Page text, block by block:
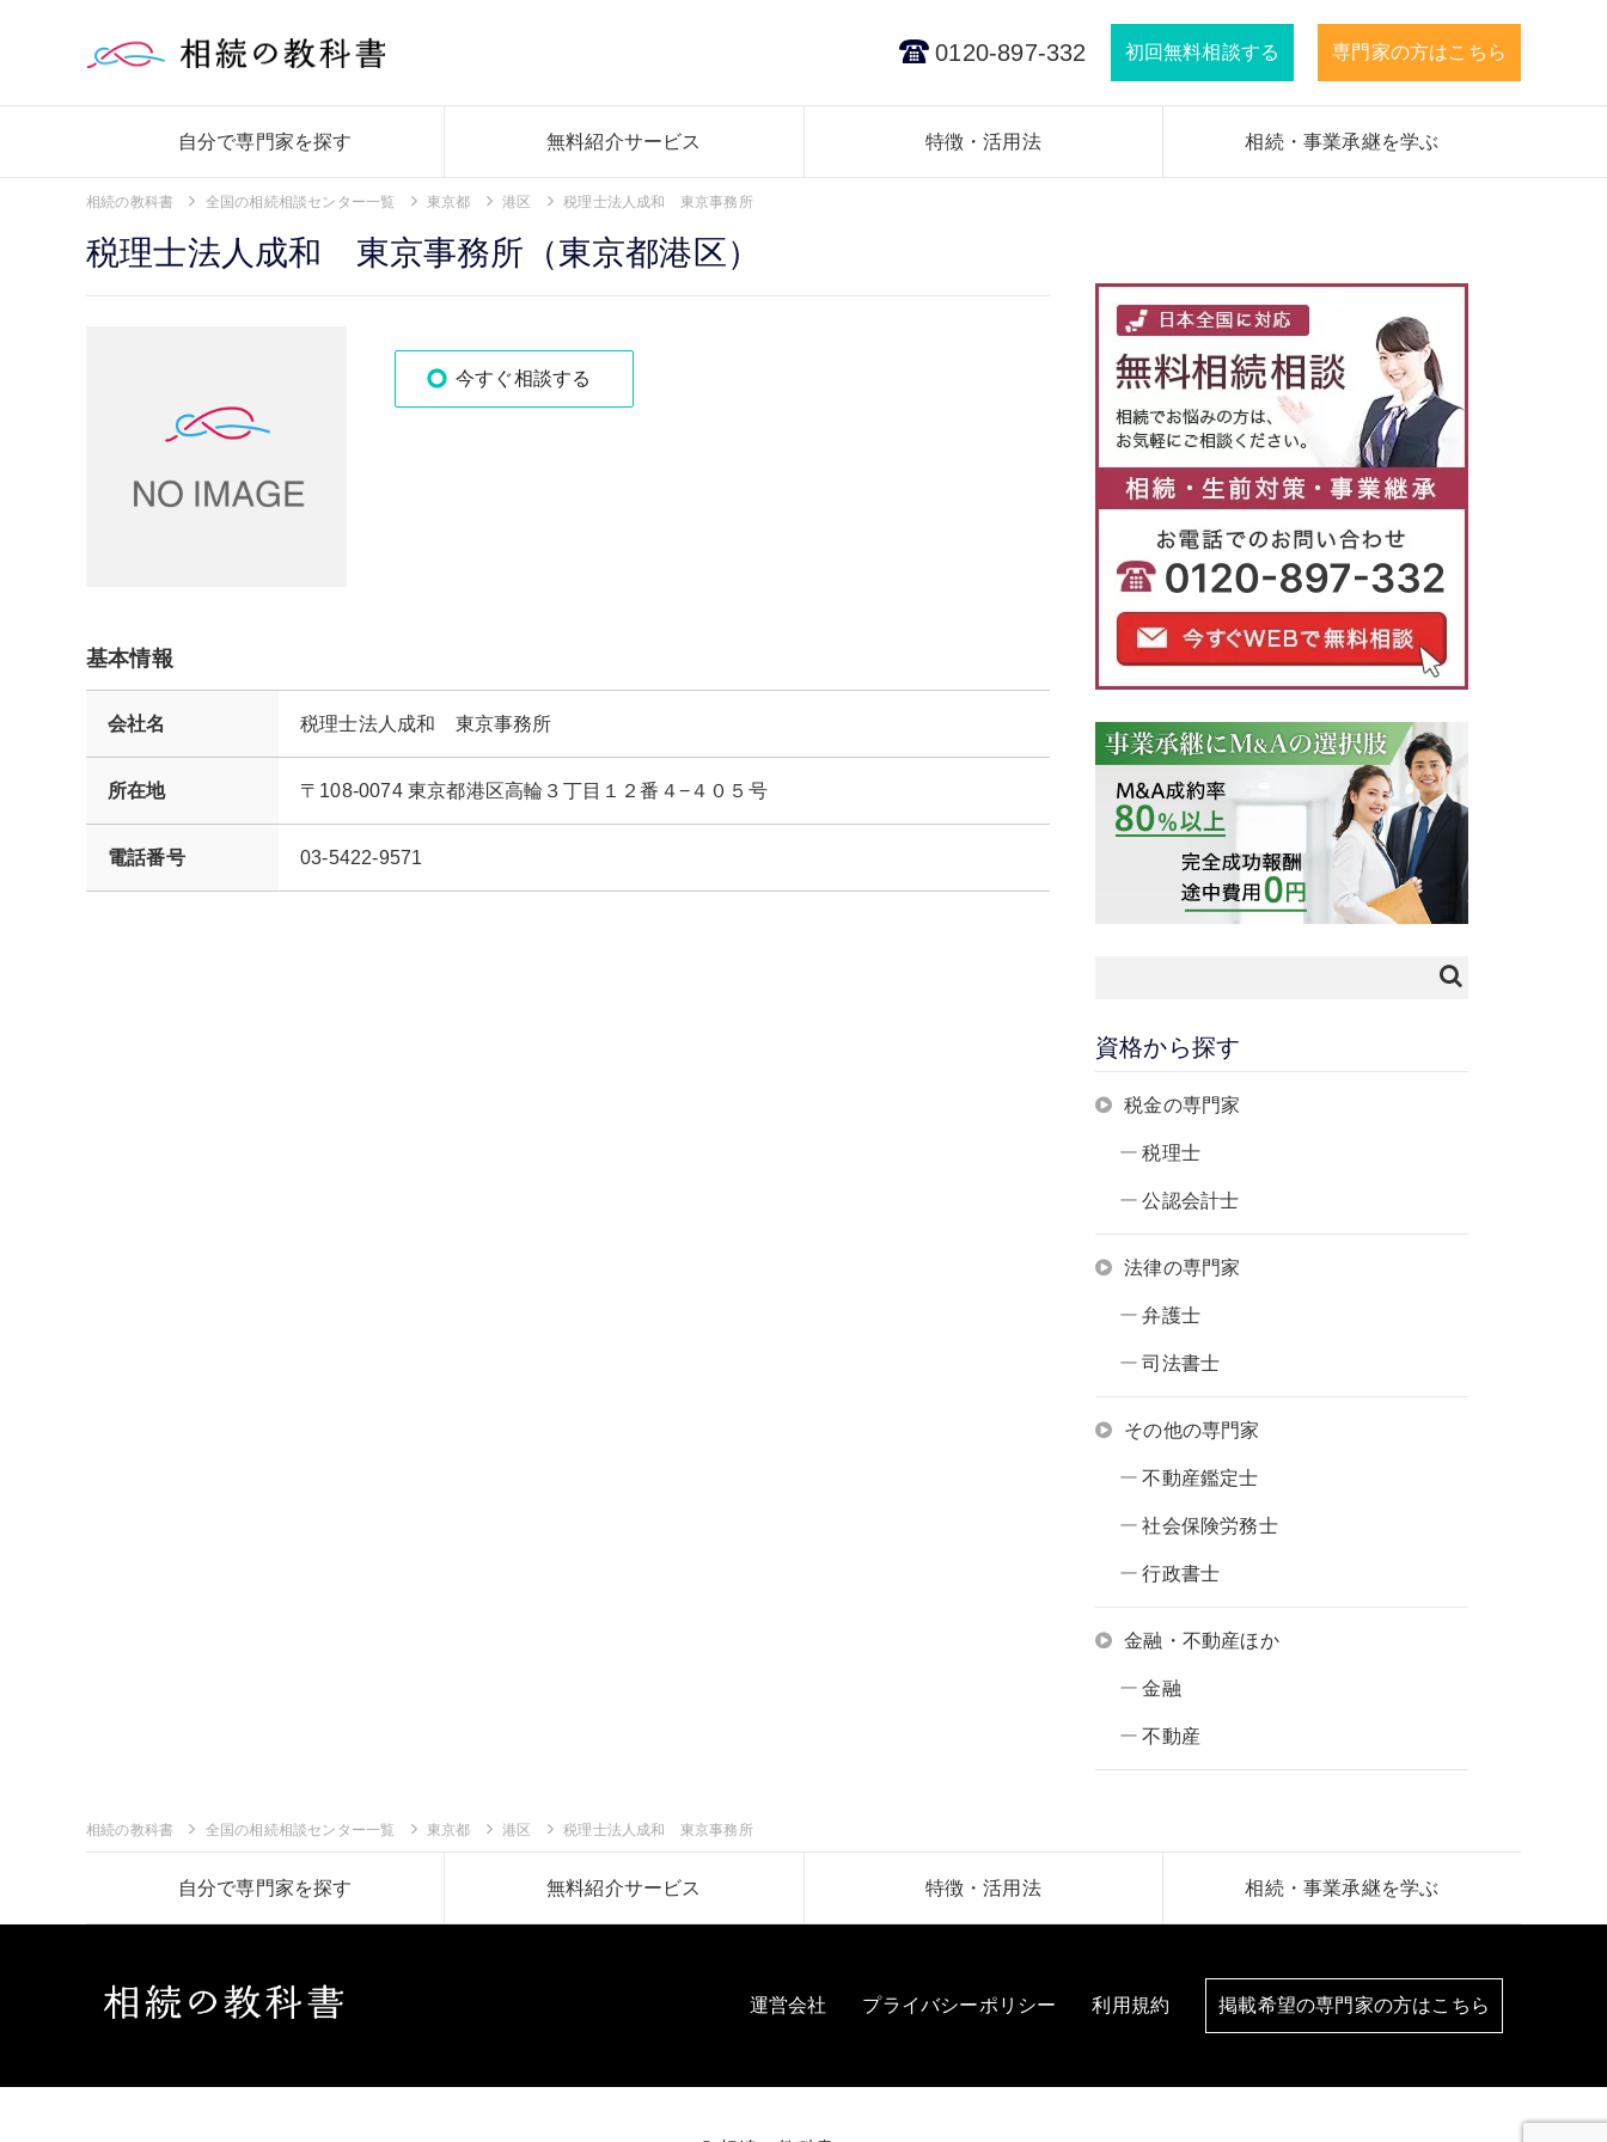
0120-897-332 初回無料相談する 専門家の方はこちら
自分で専門家を探す 無料紹介サービス 特徴・活用法 相続・事業承継を学ぶ
相続の教科書 全国の相続相談センター一覧 東京都 港区 税理士法人成和 東京事務所
税理士法人成和 東京事務所（東京都港区）
今すぐ相談する
基本情報
会社名 税理士法人成和 東京事務所
所在地 〒108-0074 東京都港区高輪３丁目１２番４−４０５号
電話番号 03-5422-9571
資格から探す
税金の専門家
税理士
公認会計士
法律の専門家
弁護士
司法書士
その他の専門家
不動産鑑定士
社会保険労務士
行政書士
金融・不動産ほか
金融
不動産
相続の教科書 全国の相続相談センター一覧 東京都 港区 税理士法人成和 東京事務所
自分で専門家を探す 無料紹介サービス 特徴・活用法 相続・事業承継を学ぶ
運営会社 プライバシーポリシー 利用規約 掲載希望の専門家の方はこちら